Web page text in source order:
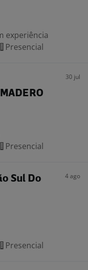
experiência
Presencial
30 jul
Presencial
Sul Do
4 ago
Presencial